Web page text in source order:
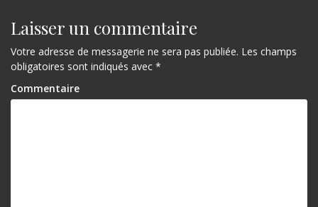
Laisser un commentaire
Votre adresse de messagerie ne sera pas publiée. Les champs
obligatoires sont indiqués avec *
Commentaire